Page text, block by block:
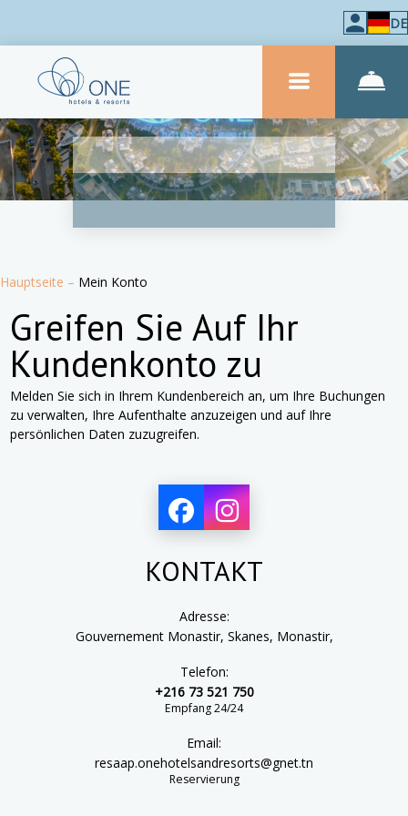
DE
Hauptseite – Mein Konto
Greifen Sie Auf Ihr
Kundenkonto zu
Melden Sie sich in Ihrem Kundenbereich an, um Ihre Buchungen
zu verwalten, Ihre Aufenthalte anzuzeigen und auf Ihre
persönlichen Daten zuzugreifen.
KONTAKT
Adresse:
Gouvernement Monastir, Skanes, Monastir,
Telefon:
+216 73 521 750
Empfang 24/24
Email:
resaap.onehotelsandresorts@gnet.tn
Reservierung